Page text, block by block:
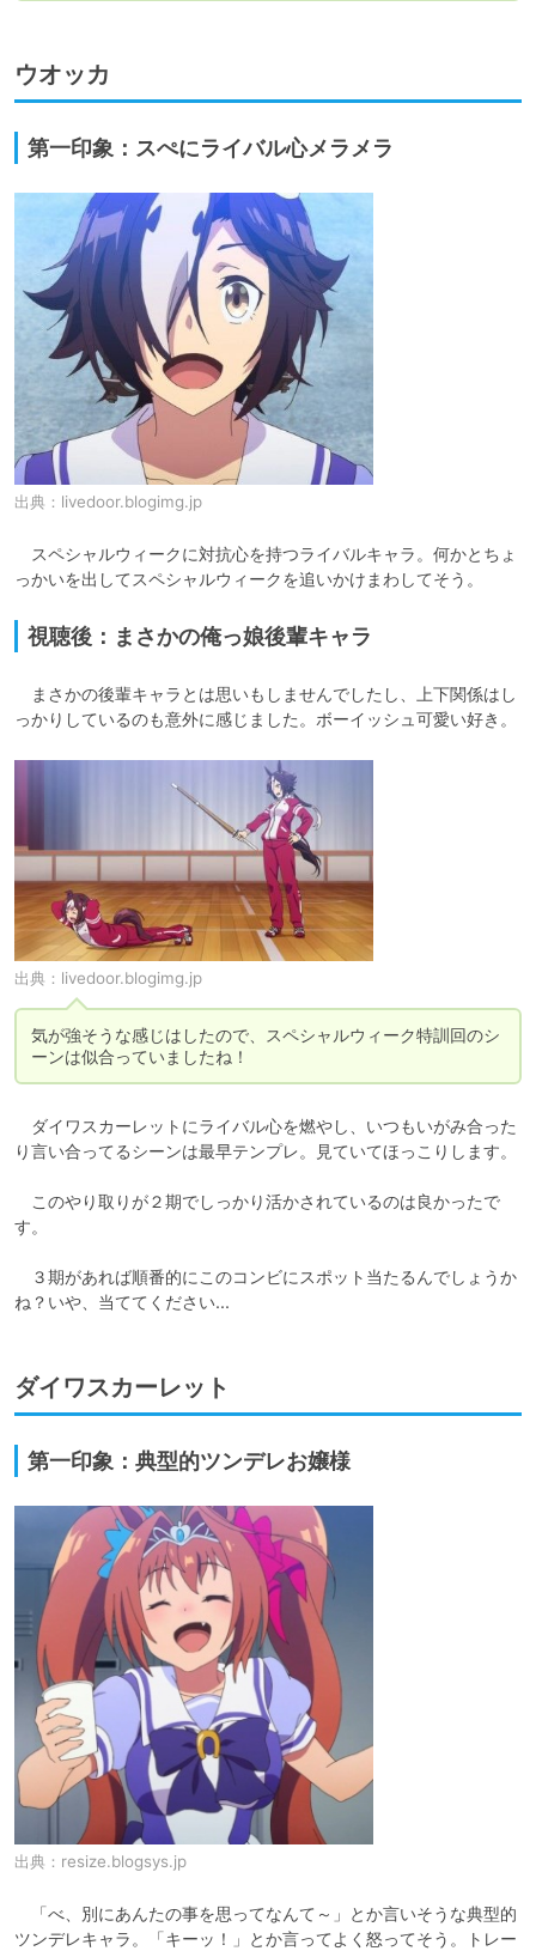
ウオッカ
第一印象：スぺにライバル心メラメラ
出典： livedoor.blogimg.jp
スペシャルウィークに対抗心を持つライバルキャラ。何かとちょ
っかいを出してスペシャルウィークを追いかけまわしてそう。
視聴後：まさかの俺っ娘後輩キャラ
まさかの後輩キャラとは思いもしませんでしたし、上下関係はし
っかりしているのも意外に感じました。ボーイッシュ可愛い好き。
出典： livedoor.blogimg.jp
気が強そうな感じはしたので、スペシャルウィーク特訓回のシ
ーンは似合っていましたね！
ダイワスカーレットにライバル心を燃やし、いつもいがみ合った
り言い合ってるシーンは最早テンプレ。見ていてほっこりします。
このやり取りが２期でしっかり活かされているのは良かったで
す。
３期があれば順番的にこのコンビにスポット当たるんでしょうか
ね？いや、当ててください...
ダイワスカーレット
第一印象：典型的ツンデレお嬢様
出典： resize.blogsys.jp
「べ、別にあんたの事を思ってなんて～」とか言いそうな典型的
ツンデレキャラ。「キーッ！」とか言ってよく怒ってそう。トレー